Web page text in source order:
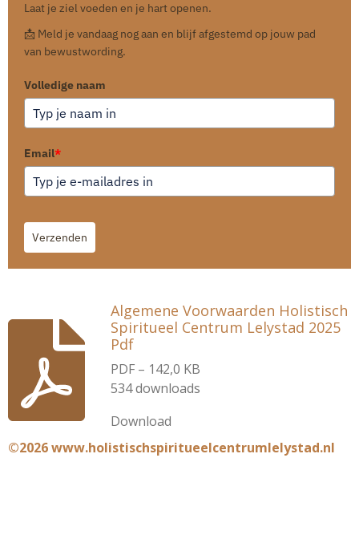
Laat je ziel voeden en je hart openen.
📩 Meld je vandaag nog aan en blijf afgestemd op jouw pad
van bewustwording.
Volledige naam
Email*
Verzenden
Algemene Voorwaarden Holistisch
Spiritueel Centrum Lelystad 2025
Pdf
PDF – 142,0 KB
534 downloads
Download
©2026 www.holistischspiritueelcentrumlelystad.nl